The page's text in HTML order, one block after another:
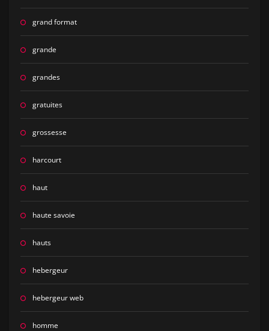
grand format
grande
grandes
gratuites
grossesse
harcourt
haut
haute savoie
hauts
hebergeur
hebergeur web
homme